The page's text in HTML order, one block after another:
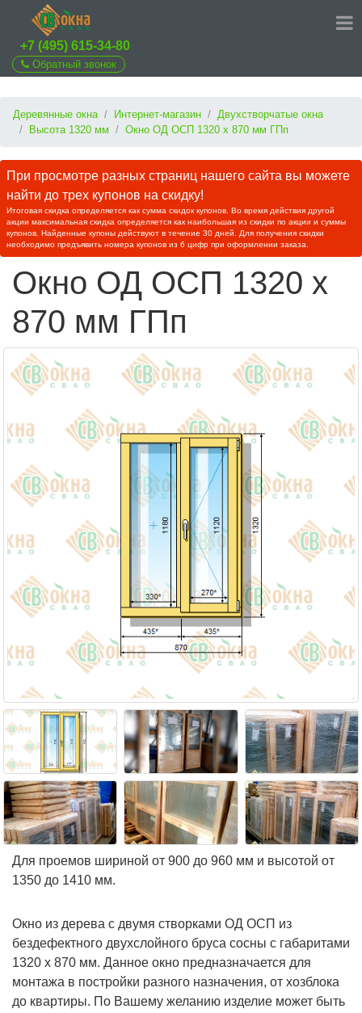
+7 (495) 615-34-80
Обратный звонок
Деревянные окна Интернет-магазин
Двухстворчатые окна
Высота 1320 мм
Окно ОД ОСП 1320 х 870 мм ГПп
При просмотре разных страниц нашего сайта вы можете
найти до трех купонов на скидку!
Итоговая скидка определяется как сумма скидок купонов. Во время действия другой
акции максимальная скидка определяется как наибольшая из скидки по акции и суммы
купонов. Найденные купоны действуют в течение 30 дней. Для получения скидки
необходимо предъявить номера купонов из 6 цифр при оформлении заказа.
Окно ОД ОСП 1320 х
870 мм ГПп
Для проемов шириной от 900 до 960 мм и высотой от
1350 до 1410 мм.
Окно из дерева с двумя створками ОД ОСП из
бездефектного двухслойного бруса сосны с габаритами
1320 х 870 мм. Данное окно предназначается для
монтажа в постройки разного назначения, от хозблока
до квартиры. По Вашему желанию изделие может быть